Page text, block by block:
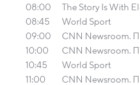
08:00
The Story Is With
08:45
World Sport
09:00
CNN Newsroom.
10:00
CNN Newsroom.
10:45
World Sport
11:00
CNN Newsroom.